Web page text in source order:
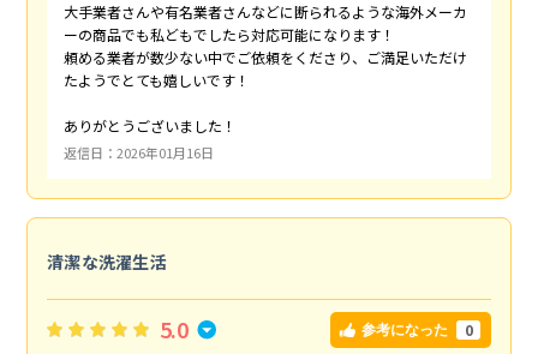
大手業者さんや有名業者さんなどに断られるような海外メーカ
ーの商品でも私どもでしたら対応可能になります！
頼める業者が数少ない中でご依頼をくださり、ご満足いただけ
たようでとても嬉しいです！
ありがとうございました！
返信日：2026年01月16日
清潔な洗濯生活
5.0 参考になった 0